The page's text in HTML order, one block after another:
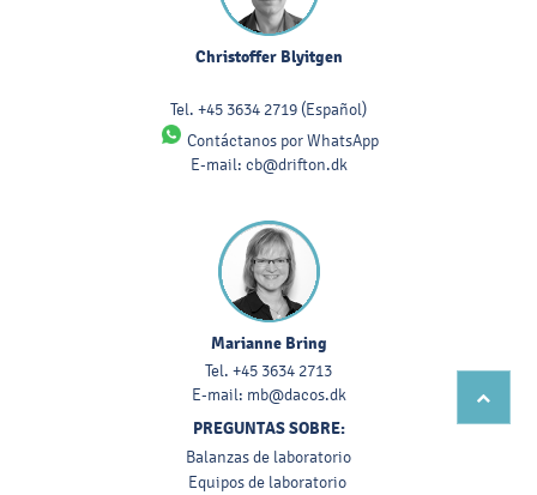
Christoffer Blyitgen
Tel. +45 3634 2719 (Español)
Contáctanos por WhatsApp
E-mail: cb@drifton.dk
Marianne Bring
Tel. +45 3634 2713
E-mail: mb@dacos.dk
PREGUNTAS SOBRE:
Balanzas de laboratorio
Equipos de laboratorio